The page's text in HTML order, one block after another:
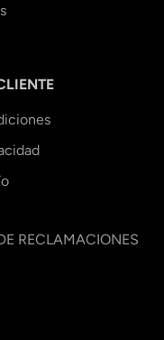
RECLAMACIONES